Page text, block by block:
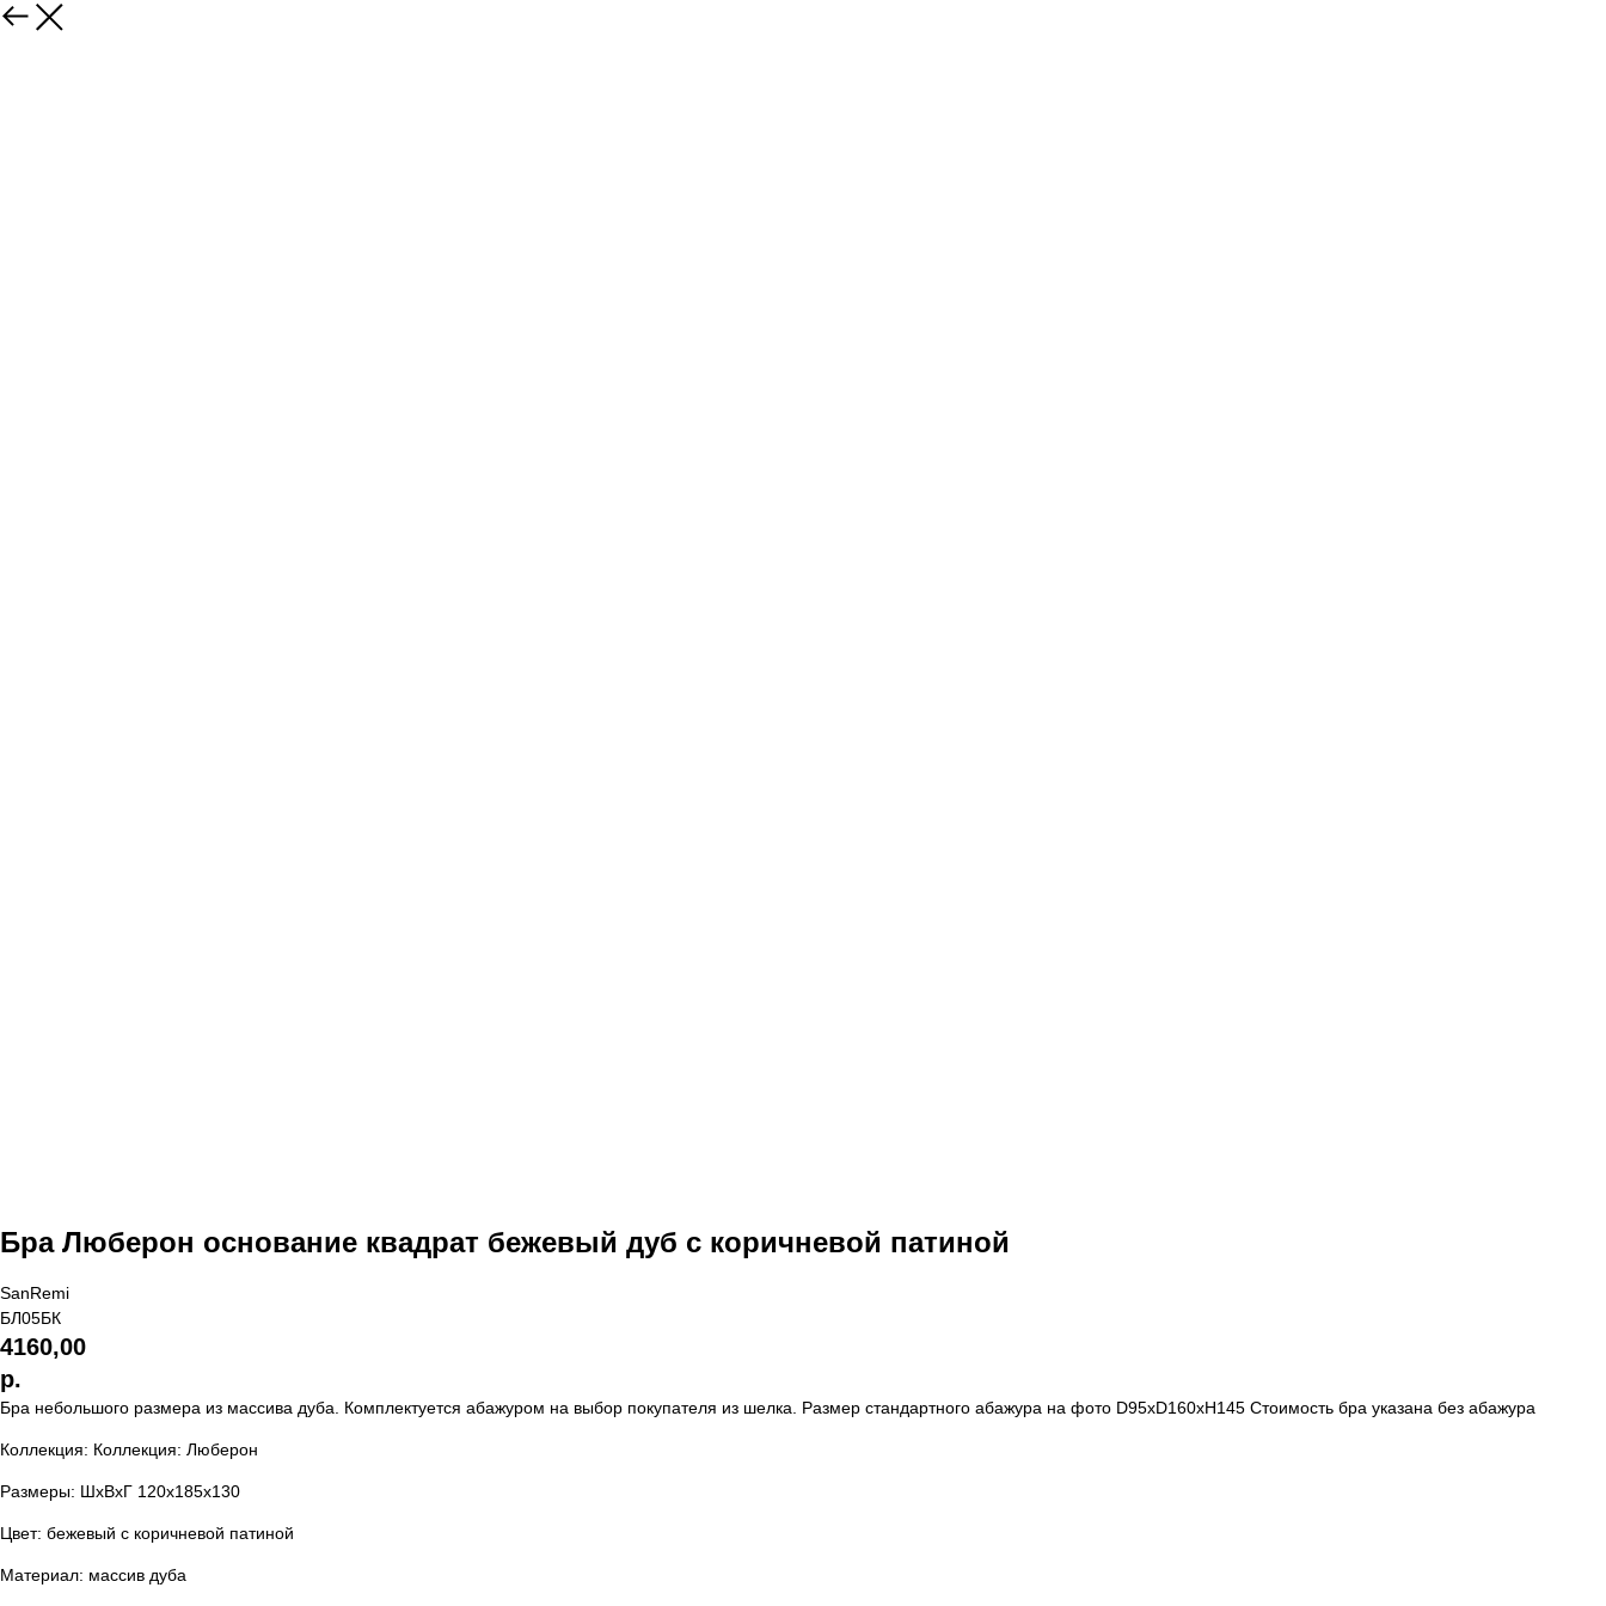
Бра Люберон основание квадрат бежевый дуб с коричневой патиной
SanRemi
БЛ05БК
4160,00
р.
Бра небольшого размера из массива дуба. Комплектуется абажуром на выбор покупателя из шелка. Размер стандартного абажура на фото D95хD160хН145 Стоимость бра указана без абажура
Коллекция: Коллекция: Люберон
Размеры: ШхВхГ 120х185х130
Цвет: бежевый с коричневой патиной
Материал: массив дуба